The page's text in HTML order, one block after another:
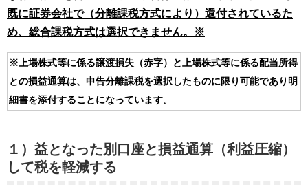
既に証券会社で（分離課税方式により）還付されているた
め、総合課税方式は選択できません。※
※上場株式等に係る譲渡損失（赤字）と上場株式等に係る配当所得
との損益通算は、申告分離課税を選択したものに限り可能であり明
細書を添付することになっています。
１）益となった別 口座と損益通算（利益圧縮）
して税を軽減する